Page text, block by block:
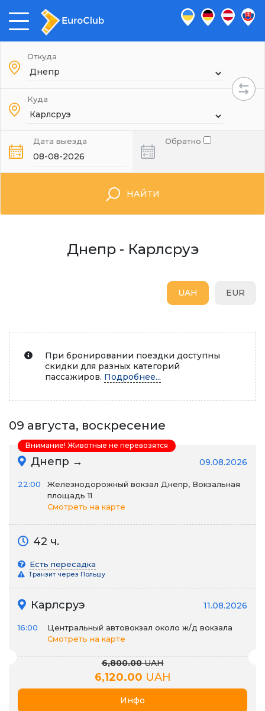
Откуда
Куда
Дата выезда Обратно
НАЙТИ
Днепр - Карлсруэ
EUR
UAH
При бронировании поездки доступны
скидки для разных категорий
пассажиров. Подробнее...
09 августа, воскресение
Днепр → 09.08.2026
22:00
Железнодорожный вокзал Днепр, Вокзальная
площадь 11
Смотреть на карте
42 ч.
Есть пересадка
Транзит через Польшу
Карлсруэ 11.08.2026
16:00
Центральный автовокзал около ж/д вокзала
Смотреть на карте
6,800.00UAH
6,120.00 UAH
Инфо
Внимание! Животные не перевозятся